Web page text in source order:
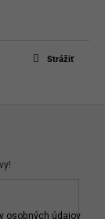
Strážiť
osobných údajov